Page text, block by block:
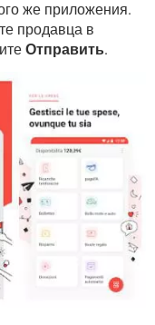
же приложения.
продавца в
Отправить.